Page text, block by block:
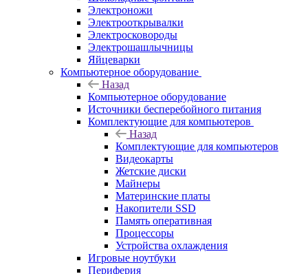
Электроножи
Электрооткрывалки
Электросковороды
Электрошашлычницы
Яйцеварки
Компьютерное оборудование
Назад
Компьютерное оборудование
Источники бесперебойного питания
Комплектующие для компьютеров
Назад
Комплектующие для компьютеров
Видеокарты
Жетские диски
Майнеры
Материнские платы
Накопители SSD
Память оперативная
Процессоры
Устройства охлаждения
Игровые ноутбуки
Периферия